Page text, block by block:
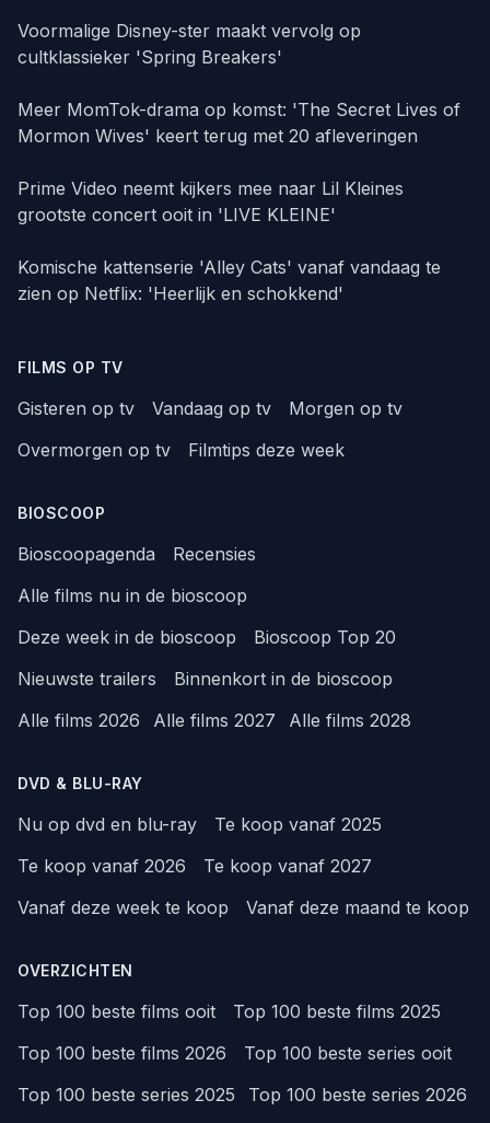
Voormalige Disney-ster maakt vervolg op
cultklassieker 'Spring Breakers'
Meer MomTok-drama op komst: 'The Secret Lives of
Mormon Wives' keert terug met 20 afleveringen
Prime Video neemt kijkers mee naar Lil Kleines
grootste concert ooit in 'LIVE KLEINE'
Komische kattenserie 'Alley Cats' vanaf vandaag te
zien op Netflix: 'Heerlijk en schokkend'
FILMS OP TV
Gisteren op tv Vandaag op tv
Morgen op tv
Overmorgen op tv
Filmtips deze week
BIOSCOOP
Bioscoopagenda
Recensies
Alle films nu in de bioscoop
Deze week in de bioscoop
Bioscoop Top 20
Nieuwste trailers
Binnenkort in de bioscoop
Alle films 2026
Alle films 2027 Alle films 2028
DVD & BLU-RAY
Nu op dvd en blu-ray
Te koop vanaf 2025
Te koop vanaf 2026
Te koop vanaf 2027
Vanaf deze week te koop
Vanaf deze maand te koop
OVERZICHTEN
Top 100 beste films ooit
Top 100 beste films 2025
Top 100 beste films 2026
Top 100 beste series ooit
Top 100 beste series 2025
Top 100 beste series 2026